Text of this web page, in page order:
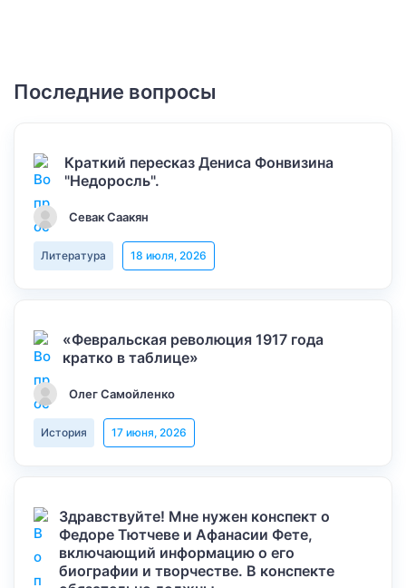
Последние вопросы
Краткий пересказ Дениса Фонвизина
"Недоросль".
Севак Саакян
Литература 18 июля, 2026
«Февральская революция 1917 года
кратко в таблице»
Олег Самойленко
История 17 июня, 2026
Здравствуйте! Мне нужен конспект о
Федоре Тютчеве и Афанасии Фете,
включающий информацию о его
биографии и творчестве. В конспекте